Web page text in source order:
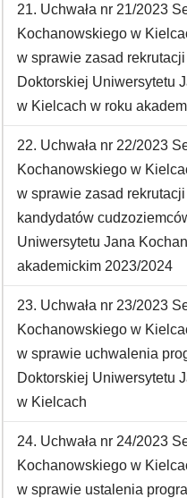
21. Uchwała nr 21/2023
Kochanowskiego w
w sprawie zasad
Doktorskiej Uniwersytetu
w Kielcach w roku
22. Uchwała nr 22/2023
Kochanowskiego w
w sprawie zasad rekrutacji
kandydatów
Uniwersytetu Jana
akademickim 2023/2024
23. Uchwała nr 23/2023
Kochanowskiego w
w sprawie uchwalenia
Doktorskiej Uniwersytetu
w Kielcach
24. Uchwała nr 24/2023
Kochanowskiego w
w sprawie ustalenia